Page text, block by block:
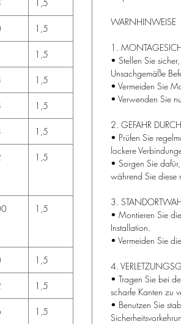
1,5
1,5
1,5
1,5
1,5
1,5
1,5
1,5
1,5
1,5
1,5
WARNHINWEISE
1.
• Stellen Sie
Unsachgemäße
• Vermeiden Sie
• Verwenden Sie
2. GEFAHR
• Prüfen Sie
lockere
• Sorgen Sie
während Sie diese
3.
• Montieren Sie
Installation.
• Vermeiden Sie
4.
• Tragen Sie bei
scharfe Kanten zu
• Benutzen Sie